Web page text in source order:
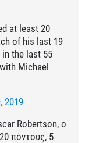
at least 20
of his last 19
the last 55
Michael
2019
Robertson, ο
πόντους, 5